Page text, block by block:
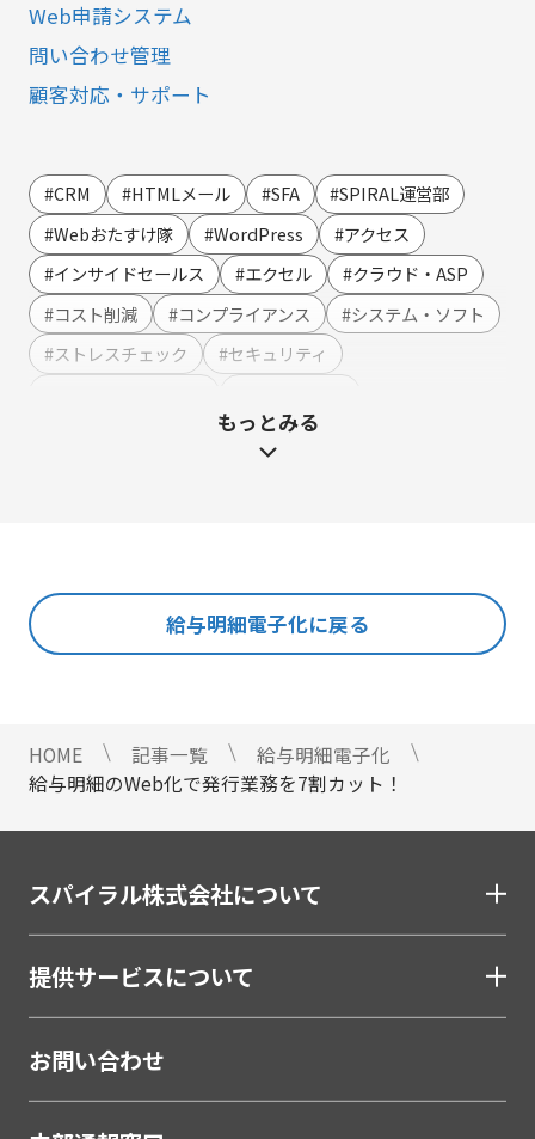
Web申請システム
問い合わせ管理
顧客対応・サポート
LINE連携
SMS連携
Webイベント（ウェビナー）オンライン受付管理
アンケート作成
セミナー・イベント管理
マーケティング運営支援
人事・総務・経理・IR
ストレスチェックサービス
安否確認サービス
険・証券・カード）
割賦・クレジット申込電子化
口座開設ソリューション
相談会・来店予約システム
職域営業支援ソリューション
#CRM #HTMLメール #SFA
#SPIRAL運営部
#Webおたすけ隊
#WordPress
#アクセス
#インサイドセールス
#エクセル
#クラウド・ASP
#コスト削減
#コンプライアンス
#システム・ソフト
#ストレスチェック
#セキュリティ
#メーカー
#メリット・デメリット
#料金・費用
#業務効率化 #機能・仕組み
#法令
#総務 #連携
#選び方
もっとみる
給与明細電子化に戻る
HOME 記事一覧
給与明細電子化
給与明細のWeb化で発行業務を7割カット！
スパイラル株式会社について
提供サービスについて
お問い合わせ